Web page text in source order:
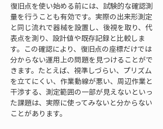
復旧点を使い始める前には、試験的な確認測
量を行うことも有効です。実際の出来形測定
と同じ流れで器械を設置し、後視を取り、代
表点を測り、設計値や既存記録と比較しま
す。この確認により、復旧点の座標だけでは
分からない運用上の問題を見つけることがで
きます。たとえば、視準しづらい、プリズム
を立てにくい、作業動線が悪い、周辺作業と
干渉する、測定範囲の一部が見えないといっ
た課題は、実際に使ってみないと分からない
ことがあります。